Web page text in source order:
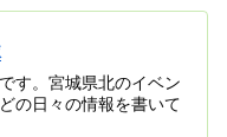
す。宮城県北のイベン
の日々の情報を書いて